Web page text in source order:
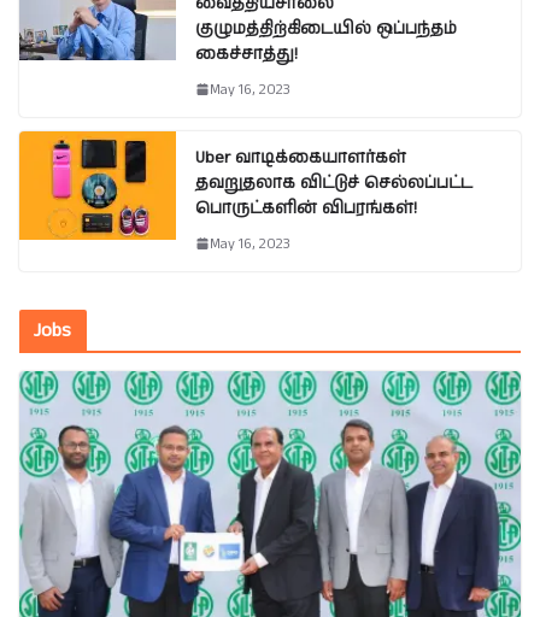
குழுமத்திற்கிடையில் ஒப்பந்தம்
கைச்சாத்து!
May 16, 2023
Uber வாடிக்கையாளர்கள்
தவறுதலாக விட்டுச் செல்லப்பட்ட
பொருட்களின் விபரங்கள்!
May 16, 2023
Jobs